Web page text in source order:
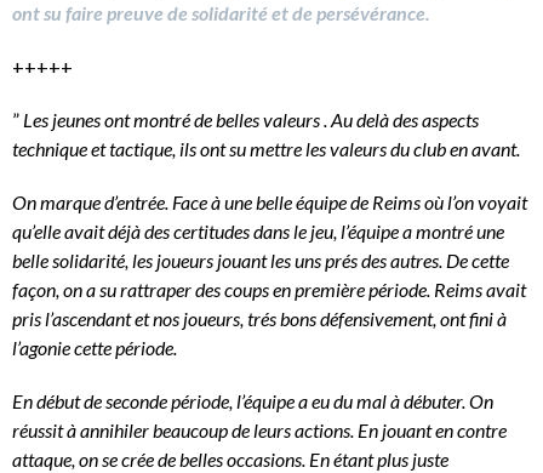
ont su faire preuve de solidarité et de persévérance.
+++++
” Les jeunes ont montré de belles valeurs . Au delà des aspects
technique et tactique, ils ont su mettre les valeurs du club en avant.
On marque d’entrée. Face à une belle équipe de Reims où l’on voyait
qu’elle avait déjà des certitudes dans le jeu, l’équipe a montré une
belle solidarité, les joueurs jouant les uns prés des autres. De cette
façon, on a su rattraper des coups en première période. Reims avait
pris l’ascendant et nos joueurs, trés bons défensivement, ont fini à
l’agonie cette période.
En début de seconde période, l’équipe a eu du mal à débuter. On
réussit à annihiler beaucoup de leurs actions. En jouant en contre
attaque, on se crée de belles occasions. En étant plus juste